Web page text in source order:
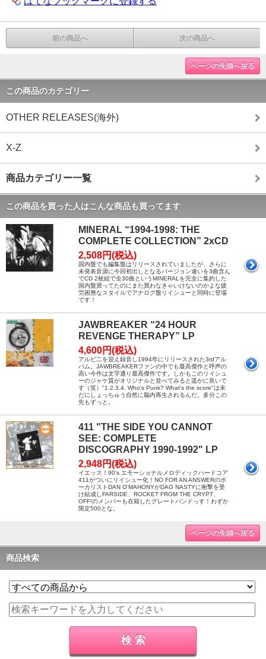
前の商品へ 次の商品へ
ページの先頭へ戻る
この商品のカテゴリー
OTHER RELEASES(海外)
X-Z
商品カテゴリー一覧
この商品を買った人はこんな商品も買ってます
MINERAL “1994-1998: THE
COMPLETE COLLECTION” 2xCD
2,508円(税込)
国内盤でも編集盤はリリースされていましたが、さらに
未発表音源に今回初出しとなるバージョン違いを3曲含ん
でCD 2枚組で全30曲というMINERALを完全に集約した
国内盤買ってたのにまた買わなきゃいけないのかよな疲
労困憊なスタイルでアナログ盤リイシューと同時に登場
です！
JAWBREAKER “24 HOUR
REVENGE THERAPY” LP
4,600円(税込)
アルビ二を迎え録音し1994年にリリースされた3rdアル
バム。JAWBREAKERファンの中でも最高傑作と呼声の
高い今作は文字通り最高傑作です。しかもこのリイシュ
ーのジャケ質がオリジナルと並べてみると遥かに良いで
す（笑）"1.2.3.4. Who's Punk? What's the score"は未
だにしょっちゅう自然に脳内再生されるんだ。多分この
先もずっと。
411 "THE SIDE YOU CANNOT
SEE: COMPLETE
DISCOGRAPHY 1990-1992" LP
2,948円(税込)
イエッス！90's エモーショナルメロディックハードコア
411がついにリイシュー化！NO FOR AN ANSWERのボ
ーカリストDAN O'MAHONYがDAG NASTYに衝撃を受
け結成しFARSIDE、ROCKET FROM THE CRYPT、
OFF!のメンバーも在籍したグレートバンドっす！わずか
限定500とな。
ページの先頭へ戻る
商品検索